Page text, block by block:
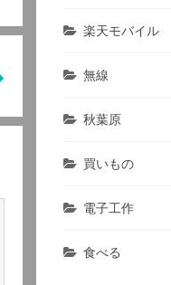
記
楽天モバイル
無線
秋葉原
買いもの
電子工作
食べる